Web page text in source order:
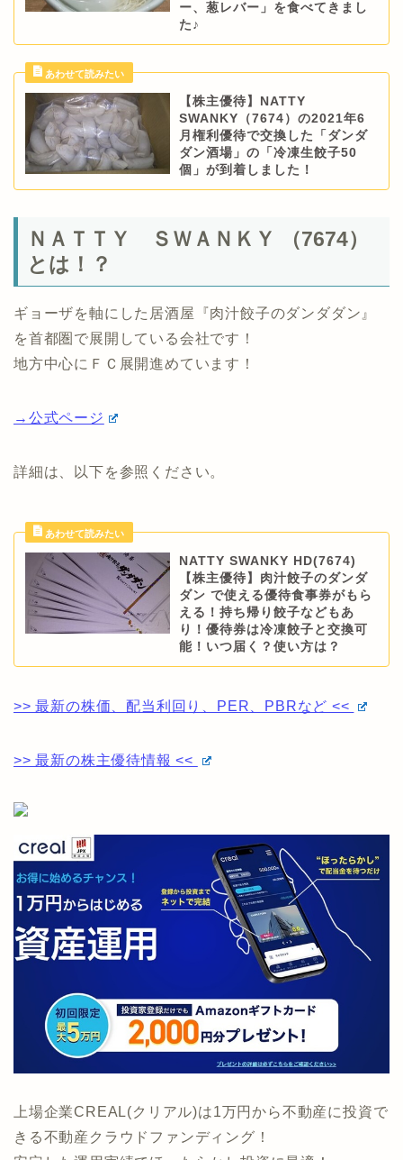
ー、葱レバー」を食べてきまし
た♪
【株主優待】NATTY
SWANKY（7674）の2021年6
月権利優待で交換した「ダンダ
ダン酒場」の「冷凍生餃子50
個」が到着しました！
ＮＡＴＴＹ ＳＷＡＮＫＹ （7674）
とは！？
ギョーザを軸にした居酒屋『肉汁餃子のダンダダン』
を首都圏で展開している会社です！
地方中心にＦＣ展開進めています！
→公式ページ
詳細は、以下を参照ください。
NATTY SWANKY HD(7674)
【株主優待】肉汁餃子のダンダ
ダン で使える優待食事券がもら
える！持ち帰り餃子などもあ
り！優待券は冷凍餃子と交換可
能！いつ届く？使い方は？
>> 最新の株価、配当利回り、PER、PBRなど <<
>> 最新の株主優待情報 <<
上場企業CREAL(クリアル)は1万円から不動産に投資で
きる不動産クラウドファンディング！